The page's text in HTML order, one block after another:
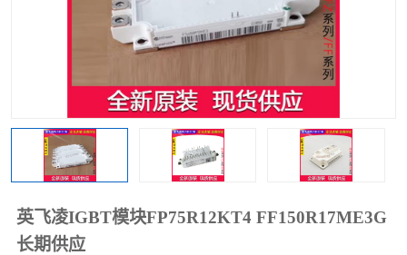
英飞凌IGBT模块FP75R12KT4 FF150R17ME3G
长期供应